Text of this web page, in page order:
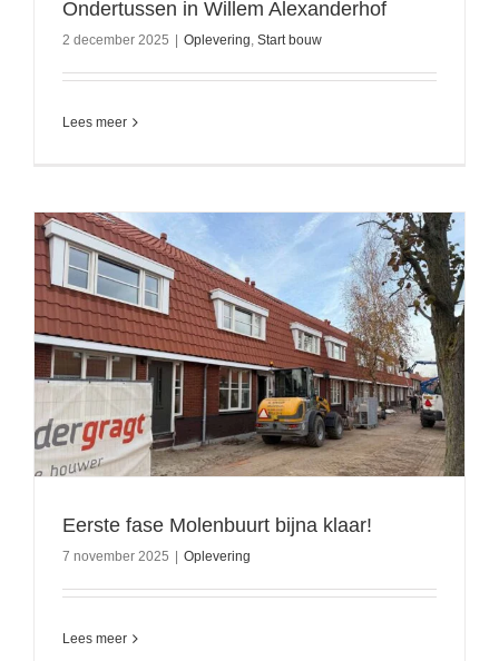
Ondertussen in Willem Alexanderhof
2 december 2025 Oplevering, Start bouw
Lees meer
Eerste fase Molenbuurt bijna klaar!
7 november 2025 Oplevering
Lees meer